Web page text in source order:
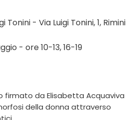
Tonini - Via Luigi Tonini, 1, Rimini
- ore 10-13, 16-19
firmato da Elisabetta Acquaviva
della donna attraverso